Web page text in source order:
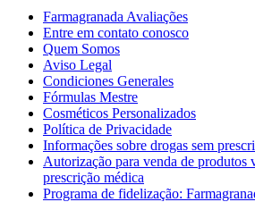
Farmagranada Avaliações
Entre em contato conosco
Quem Somos
Aviso Legal
Condiciones Generales
Fórmulas Mestre
Cosméticos Personalizados
Política de Privacidade
Informações sobre drogas sem
Autorização para venda de produtos
prescrição médica
Programa de fidelização: